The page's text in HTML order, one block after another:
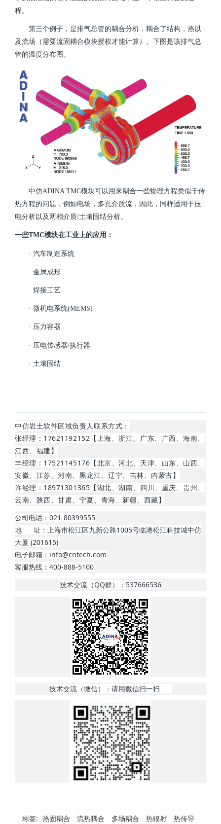
程。
第三个例子，是排气总管的耦合分析，耦合了结构，热以
及流场（需要流固耦合模块授权才能计算）。下图是该排气总
管的温度分布图。
中仿ADINA TMC模块可以用来耦合一些物理方程类似于传
热方程的问题，例如电场，多孔介质流，因此，同样适用于压
电分析以及两相介质/土壤固结分析。
一些TMC模块在工业上的应用：
· 汽车制造系统
· 金属成形
· 焊接工艺
· 微机电系统(MEMS)
· 压力容器
· 压电传感器/执行器
· 土壤固结
中仿岩土软件区域负责人联系方式：
张经理：17621192152【上海、浙江、广东、广西、海南、
江西、福建】
丰经理：17521145176【北京、河北、天津、山东、山西、
安徽、江苏、河南、黑龙江、辽宁、吉林、内蒙古】
许经理：18971301365【湖北、湖南、四川、重庆、贵州、
云南、陕西、甘肃、 宁夏、青海、 新疆、西藏】
公司电话：021-80399555
地 址：上海市松江区九新公路1005号临港松江科技城中仿
大厦 (201615)
电子邮箱：info@cntech.com
客服热线：400-888-5100
技术交流（QQ群）：537666536
技术交流（微信）：请用微信扫一扫
标签: 热固耦合 流热耦合 多场耦合 热辐射
热传导